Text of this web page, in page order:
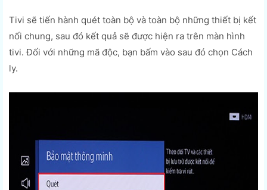
Tivi sẽ tiến hành quét toàn bộ và toàn bộ những thiết bị kết
nối chung, sau đó kết quả sẽ được hiện ra trên màn hình
tivi. Đối với những mã độc, bạn bấm vào sau đó chọn Cách
ly.